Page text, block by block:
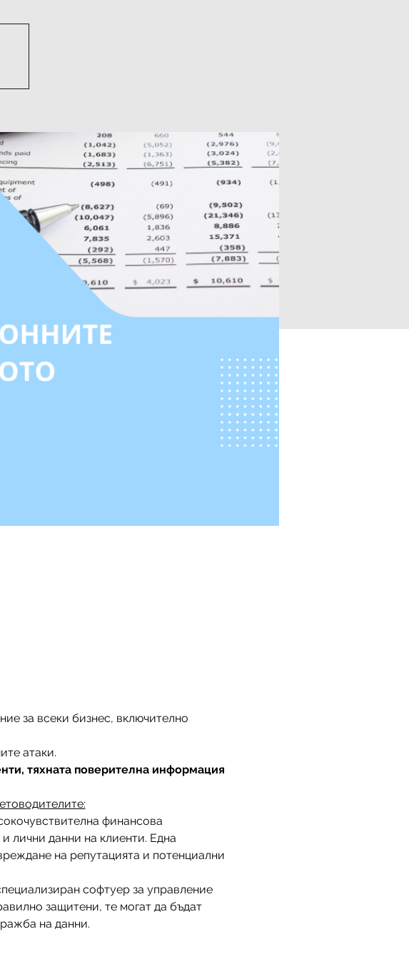
за всеки бизнес, включително
атаки.
тяхната поверителна информация
финансова
лични данни на клиенти. Една
на репутацията и потенциални
софтуер за управление
защитени, те могат да бъдат
на данни.